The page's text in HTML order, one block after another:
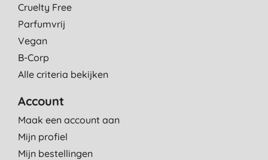
Cruelty Free
Parfumvrij
Vegan
B-Corp
Alle criteria bekijken
Account
Maak een account aan
Mijn profiel
Mijn bestellingen